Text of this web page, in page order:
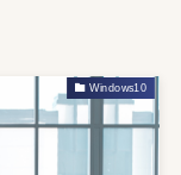
Windows10